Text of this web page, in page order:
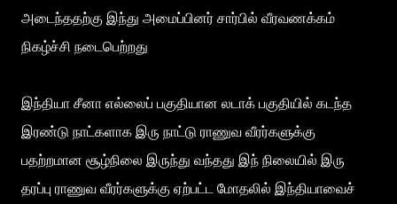
அடைந்ததற்கு இந்து அமைப்பினர் சார்பில் வீரவணக்கம்
நிகழ்ச்சி நடைபெற்றது
இந்தியா சீனா எல்லைப் பகுதியான லடாக் பகுதியில் கடந்த
இரண்டு நாட்களாக இரு நாட்டு ராணுவ வீரர்களுக்கு
பதற்றமான சூழ்நிலை இருந்து வந்தது இந் நிலையில் இரு
தரப்பு ராணுவ வீரர்களுக்கு ஏற்பட்ட மோதலில் இந்தியாவைச்